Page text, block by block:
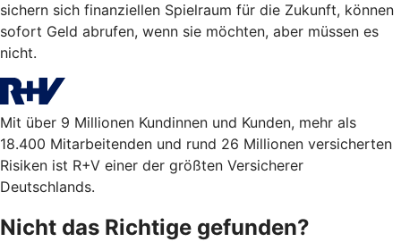
sichern sich finanziellen Spielraum für die Zukunft, können
sofort Geld abrufen, wenn sie möchten, aber müssen es
nicht.
Mit über 9 Millionen Kundinnen und Kunden, mehr als
18.400 Mitarbeitenden und rund 26 Millionen versicherten
Risiken ist R+V einer der größten Versicherer
Deutschlands.
Nicht das Richtige gefunden?